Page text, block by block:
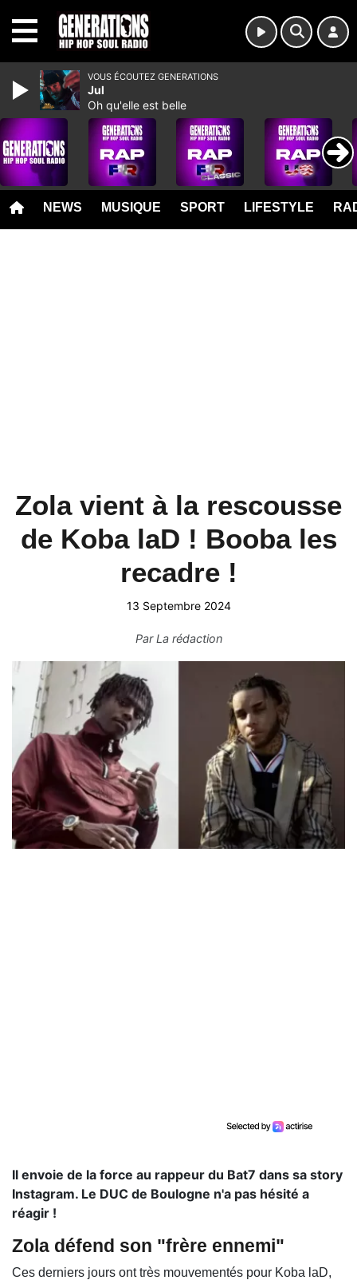
NEWS MUSIQUE SPORT LIFESTYLE
Zola vient à la rescousse
de Koba laD ! Booba les
recadre !
13 Septembre 2024
ParLa rédaction
Il envoie de la force au rappeur du Bat7 dans sa story
Instagram. Le DUC de Boulogne n'a pas hésité a
réagir !
Zola défend son "frère ennemi"
Ces derniers jours ont très mouvementés pour Koba laD,
VOUS ÉCOUTEZ GENERATIONS
Jul
Oh qu'elle est belle